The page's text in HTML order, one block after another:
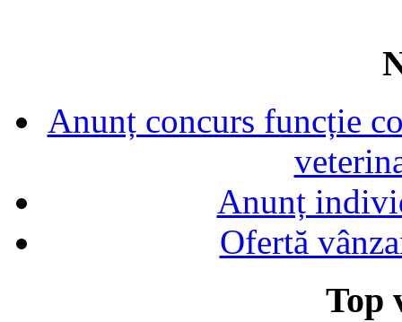
Anunț concurs funcție
Anunț
Ofertă
Top